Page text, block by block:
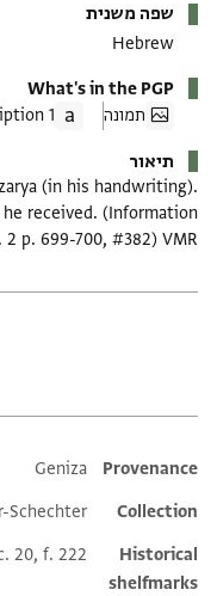
שפה משנית
Hebrew
What's in the PGP
תמונה
1 Transcription
תיאור
(in his handwriting).
received. (Information
p. 699-700, #382) VMR
Additional metadata
Provenance
Geniza
Collection
Schechter
Historical
shelfmarks
20, f. 222